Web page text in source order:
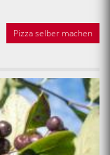
Pizza selber machen